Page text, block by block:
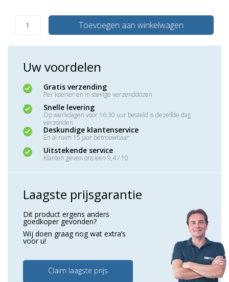
Toevoegen aan winkelwagen
Uw voordelen
Gratis verzending
Per koerier en in stevige verzenddozen
Snelle levering
Op werkdagen voor 16:30 uur besteld is dezelfde dag
verzonden
Deskundige klantenservice
En al ruim 15 jaar betrouwbaar
Uitstekende service
Klanten geven ons een 9,4 / 10
Laagste prijsgarantie
Dit product ergens anders
goedkoper gevonden?
Wij doen graag nog wat extra’s
voor u!
Claim laagste prijs